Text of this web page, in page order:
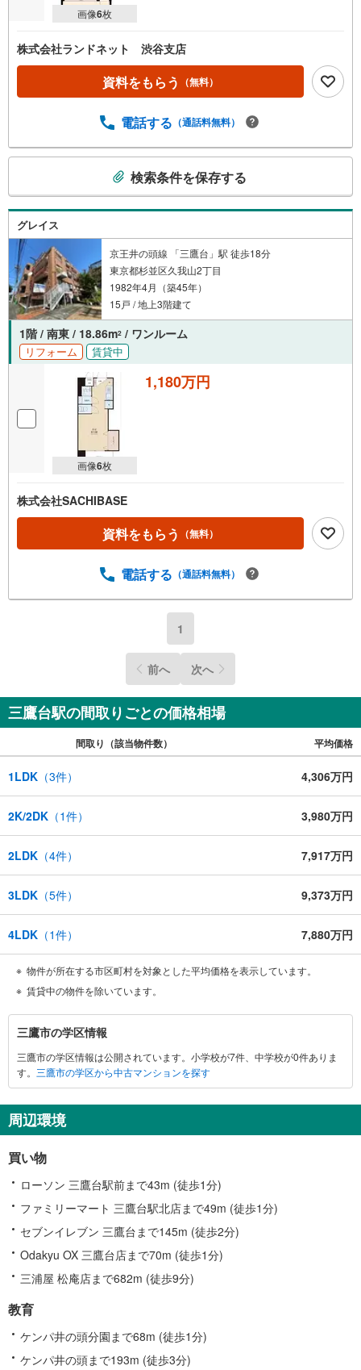
画像6枚
株式会社ランドネット 渋谷支店
資料をもらう （無料）
電話する （通話料無料）
検
条
件
で
通
知
を
け
・
条
イ
ペ
検索条件を保存する
グレイス
京王井の頭線 「三鷹台」駅 徒歩18分
東京都杉並区久我山2丁目
1982年4月（築45年）
15戸 / 地上3階建て
1階 / 南東 / 18.86m2 / ワンルーム
リフォーム 賃貸中
画像6枚
1,180万円
株式会社SACHIBASE
資料をもらう （無料）
電話する （通話料無料）
1
前へ 次へ
三鷹台駅の間取りごとの価格相場
間取り（該当物件数） 平均価格
1LDK （3件） 4,306万円
2K/2DK （1件） 3,980万円
2LDK （4件） 7,917万円
3LDK （5件） 9,373万円
4LDK （1件） 7,880万円
物件が所在する市区町村を対象とした平均価格を表示しています。
賃貸中の物件を除いています。
三
鷹
市
に
す
る
情
報
三鷹市の学区情報
三鷹市の学区情報は公開されています。小学校が7件、中学校が0件ありま
す。 三鷹市の学区から中古マンションを探す
周辺環境
買い物
ローソン 三鷹台駅前まで43m (徒歩1分)
ファミリーマート 三鷹台駅北店まで49m (徒歩1分)
セブンイレブン 三鷹台まで145m (徒歩2分)
Odakyu OX 三鷹台店まで70m (徒歩1分)
三浦屋 松庵店まで682m (徒歩9分)
教育
ケンパ井の頭分園まで68m (徒歩1分)
ケンパ井の頭まで193m (徒歩3分)